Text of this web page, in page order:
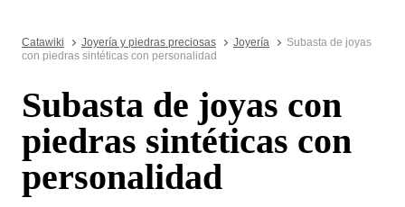
Catawiki Joyería y piedras preciosas Joyería
Subasta de joyas
con piedras sintéticas con personalidad
Subasta de joyas con
piedras sintéticas con
personalidad